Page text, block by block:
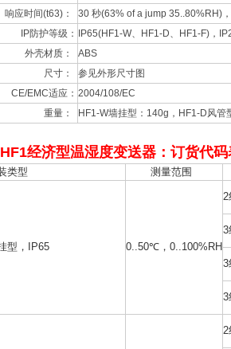
响应时间(t63) ： 30 秒(63% of a jump 35..80%RH)
IP防护等级： IP65(HF1-W、 HF1-D、 HF1-F) ，
外壳材质：
ABS
尺寸：
参见外形尺寸图
CE/EMC适应： 2004/108/EC
重量：
HF1-W墙挂型： 140g ， HF1-D风管
HF1经济型温湿度变送器：订货代码
类型 测量范围
型，IP65 0..50℃，0..100%RH
2
3
3
3
2